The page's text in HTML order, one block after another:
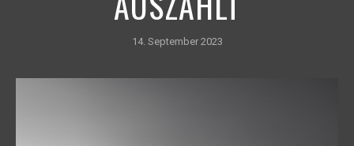
14. September 2023